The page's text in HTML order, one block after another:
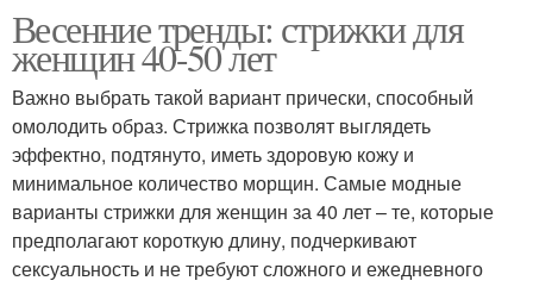
Весенние тренды: стрижки для
женщин 40-50 лет
Важно выбрать такой вариант прически, способный
омолодить образ. Стрижка позволят выглядеть
эффектно, подтянуто, иметь здоровую кожу и
минимальное количество морщин. Самые модные
варианты стрижки для женщин за 40 лет – те, которые
предполагают короткую длину, подчеркивают
сексуальность и не требуют сложного и ежедневного